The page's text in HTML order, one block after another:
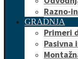
Razno-
GRADNJA
Primeri
Pasivna